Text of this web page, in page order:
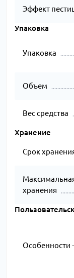
Эффект
Упаковка
Упаковка
Объем
Вес средства
Хранение
Срок
хранения
Особенности -